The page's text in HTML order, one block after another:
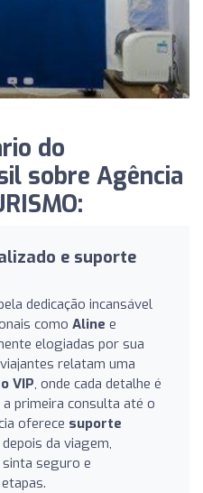
do
sobre Agência
e suporte
dedicação incansável
como Aline e
elogiadas por sua
relatam uma
VIP, onde cada detalhe é
a primeira consulta até o
oferece suporte
da viagem,
seguro e